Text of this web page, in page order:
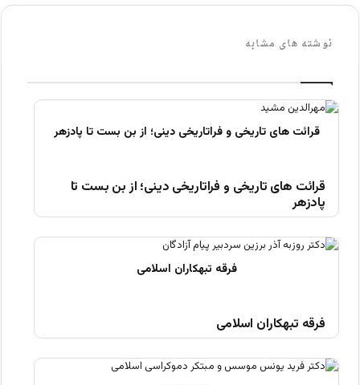
نوشته های مشابه
قرائت های تاریخی و فراتاریخی دینی؛ از بن بست تا
پادزهر
فرقه تبهکاران اسلامی